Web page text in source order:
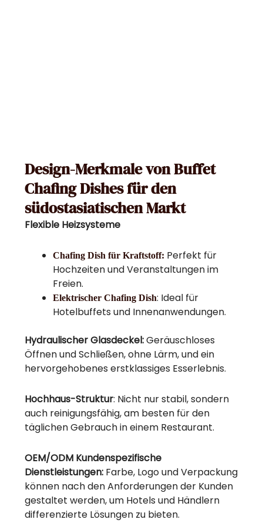
Design-Merkmale von Buffet
Chafing Dishes für den
südostasiatischen Markt
Flexible Heizsysteme
Chafing Dish für Kraftstoff: Perfekt für
Hochzeiten und Veranstaltungen im
Freien.
Elektrischer Chafing Dish: Ideal für
Hotelbuffets und Innenanwendungen.
Hydraulischer Glasdeckel:Geräuschloses
Öffnen und Schließen, ohne Lärm, und ein
hervorgehobenes erstklassiges Esserlebnis.
Hochhaus-Struktur: Nicht nur stabil, sondern
auch reinigungsfähig, am besten für den
täglichen Gebrauch in einem Restaurant.
OEM/ODM Kundenspezifische
Dienstleistungen: Farbe, Logo und Verpackung
können nach den Anforderungen der Kunden
gestaltet werden, um Hotels und Händlern
differenzierte Lösungen zu bieten.